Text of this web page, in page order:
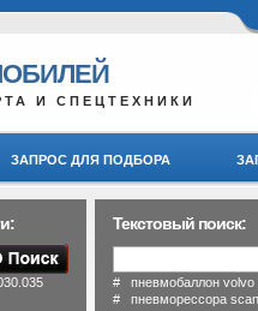
И СПЕЦТЕХНИКИ
ЗАПРОС ДЛЯ ПОДБОРА
Текстовый поиск:
# пневмобаллон
# пневморессора